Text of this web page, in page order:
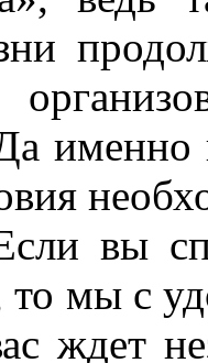
именно
вы
то мы с
ждет